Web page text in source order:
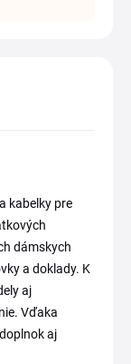
kabelky pre
dámskych
a doklady. K
aj
Vďaka
aj